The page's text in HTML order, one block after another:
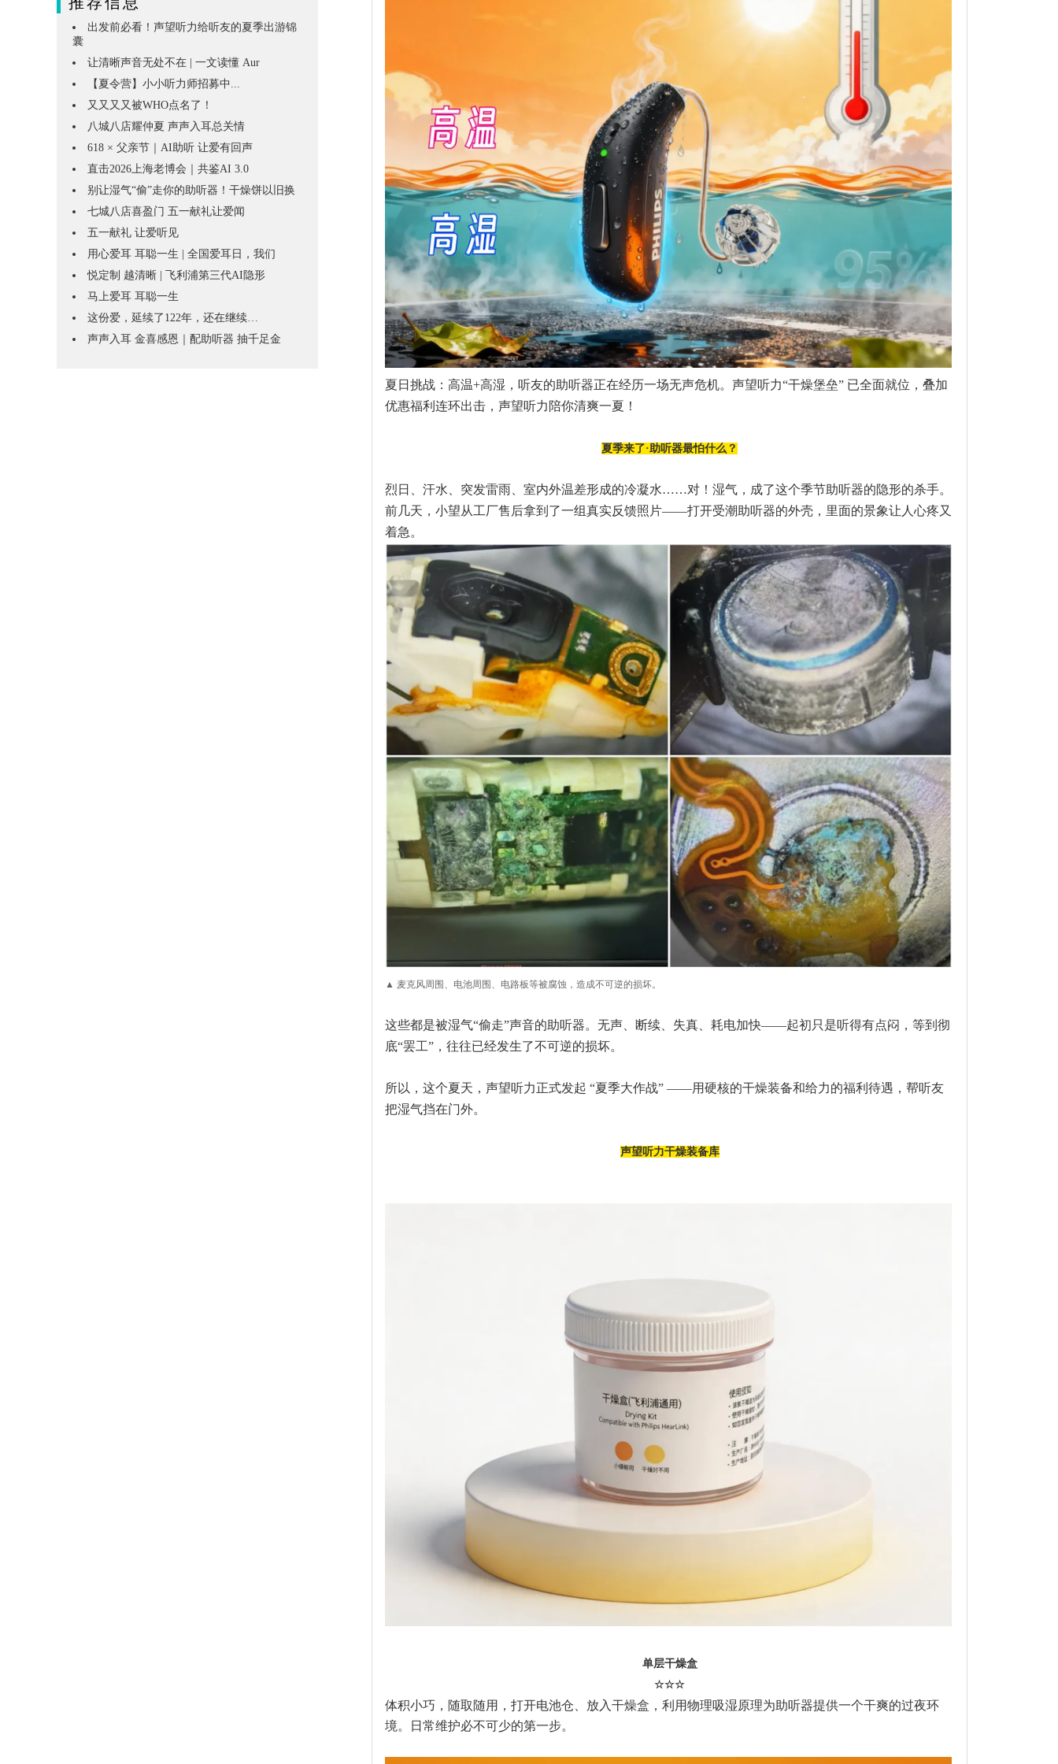
出发前必看！声望听力给听友的夏季出游锦
囊
让清晰声音无处不在 | 一文读懂 Aur
【夏令营】小小听力师招募中...
又又又又被WHO点名了！
八城八店耀仲夏 声声入耳总关情
618 × 父亲节｜AI助听 让爱有回声
直击2026上海老博会｜共鉴AI 3.0
别让湿气“偷”走你的助听器！干燥饼以旧换
七城八店喜盈门 五一献礼让爱闻
五一献礼 让爱听见
用心爱耳 耳聪一生 | 全国爱耳日，我们
悦定制 越清晰 | 飞利浦第三代AI隐形
马上爱耳 耳聪一生
这份爱，延续了122年，还在继续…
声声入耳 金喜感恩｜配助听器 抽千足金
夏日挑战： 高温+高湿，听友的助听器正在经历一场无声危机。声望听力“干燥堡垒” 已全面就位，叠加
优惠福利连环出击，声望听力陪你清爽一夏！
夏季来了·助听器最怕什么？
烈日、汗水、突发雷雨、室内外温差形成的冷凝水……对！湿气，成了这个季节助听器的隐形的杀手。
前几天，小望从工厂售后拿到了一组真实反馈照片——打开受潮助听器的外壳，里面的景象让人心疼又
着急。
▲ 麦克风周围、电池周围、电路板等被腐蚀，造成不可逆的损坏。
这些都是被湿气“偷走”声音的助听器。无声、断续、失真、耗电加快——起初只是听得有点闷，等到彻
底“罢工”，往往已经发生了不可逆的损坏。
所以，这个夏天，声望听力正式发起 “夏季大作战” ——用硬核的干燥装备和给力的福利待遇，帮听友
把湿气挡在门外。
声望听力干燥装备库
单层干燥盒
☆☆☆
体积小巧，随取随用，打开电池仓、放入干燥盒，利用物理吸湿原理为助听器提供一个干爽的过夜环
境。日常维护必不可少的第一步。